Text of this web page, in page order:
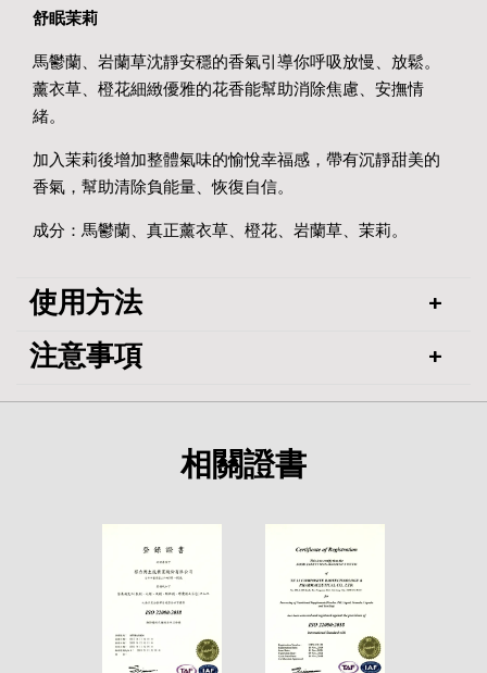
舒眠茉莉
馬鬱蘭、岩蘭草沈靜安穩的香氣引導你呼吸放慢、放鬆。
薰衣草、橙花細緻優雅的花香能幫助消除焦慮、安撫情
緒。
加入茉莉後增加整體氣味的愉悅幸福感，帶有沉靜甜美的
香氣，幫助清除負能量、恢復自信。
成分：馬鬱蘭、真正薰衣草、橙花、岩蘭草、茉莉。
使用方法
注意事項
相關證書